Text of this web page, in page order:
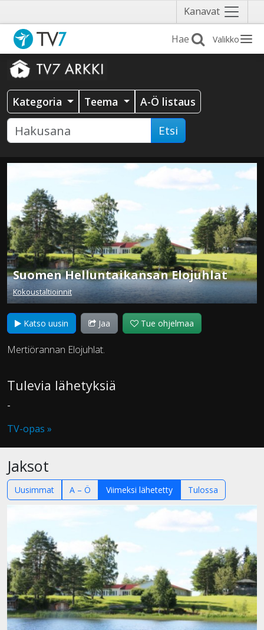
Kanavat Näytä
valikko
Valikko
Kategoria Teema A-Ö listaus
Etsi
Suomen Helluntaikansan Elojuhlat
Kokoustaltioinnit
Katso uusin Jaa Tue ohjelmaa
Mertiörannan Elojuhlat.
Tulevia lähetyksiä
-
TV-opas »
Jaksot
Uusimmat A – Ö Viimeksi lähetetty Tulossa